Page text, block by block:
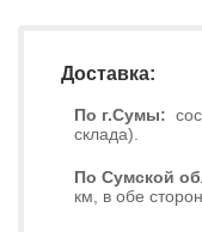
Доставка:
По г.Сумы:
склада).
По Сумской
км, в обе